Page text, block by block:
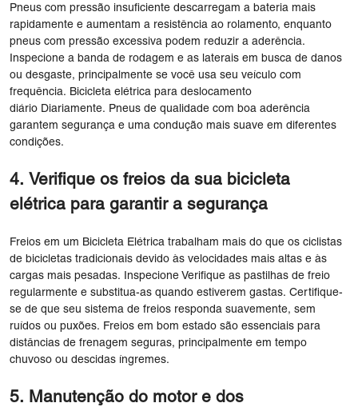
Pneus com pressão insuficiente descarregam a bateria mais
rapidamente e aumentam a resistência ao rolamento, enquanto
pneus com pressão excessiva podem reduzir a aderência.
Inspecione a banda de rodagem e as laterais em busca de danos
ou desgaste, principalmente se você usa seu veículo com
frequência. Bicicleta elétrica para deslocamento
diário Diariamente. Pneus de qualidade com boa aderência
garantem segurança e uma condução mais suave em diferentes
condições.
4. Verifique os freios da sua bicicleta
elétrica para garantir a segurança
Freios em um Bicicleta Elétrica trabalham mais do que os ciclistas
de bicicletas tradicionais devido às velocidades mais altas e às
cargas mais pesadas. Inspecione Verifique as pastilhas de freio
regularmente e substitua-as quando estiverem gastas. Certifique-
se de que seu sistema de freios responda suavemente, sem
ruídos ou puxões. Freios em bom estado são essenciais para
distâncias de frenagem seguras, principalmente em tempo
chuvoso ou descidas íngremes.
5. Manutenção do motor e dos